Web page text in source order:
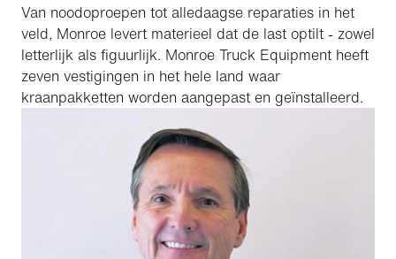
Van noodoproepen tot alledaagse reparaties in het
veld, Monroe levert materieel dat de last optilt - zowel
letterlijk als figuurlijk. Monroe Truck Equipment heeft
zeven vestigingen in het hele land waar
kraanpakketten worden aangepast en geïnstalleerd.